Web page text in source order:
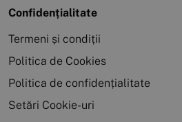
Confidențialitate
Termeni și condiții
Politica de Cookies
Politica de confidențialitate
Setări Cookie-uri